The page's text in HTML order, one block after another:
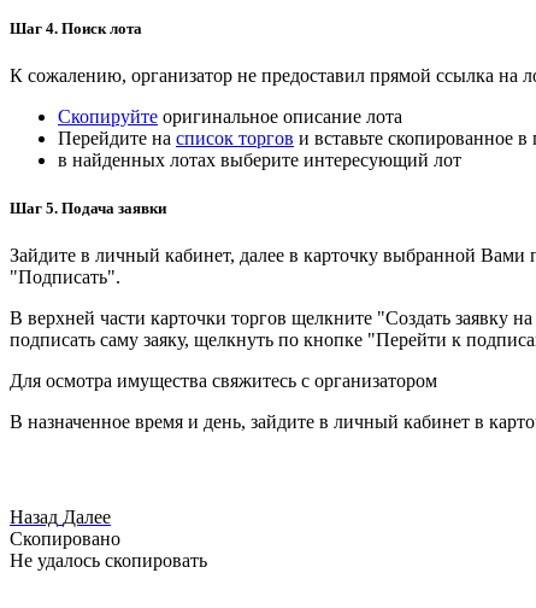
Шаг 4. Поиск лота
К сожалению, организатор не предоставил прямой ссылка на
Скопируйте оригинальное описание лота
Перейдите на список торгов и вставьте скопированное
в найденных лотах выберите интересующий лот
Шаг 5. Подача заявки
Зайдите в личный кабинет, далее в карточку выбранной
"Подписать".
В верхней части карточки торгов щелкните "Создать заявку
подписать саму заяку, щелкнуть по кнопке "Перейти к
Для осмотра имущества свяжитесь с организатором
В назначенное время и день, зайдите в личный кабинет в
Назад Далее
Скопировано
Не удалось скопировать